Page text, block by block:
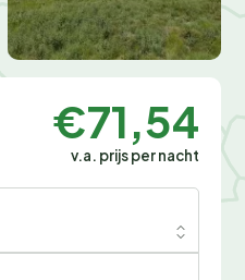
€71,54
v.a. prijs per nacht